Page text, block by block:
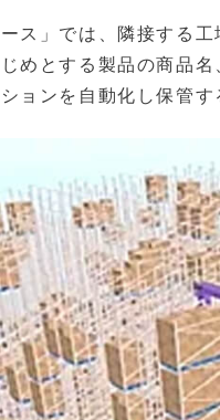
ス」では、隣接する
とする製品の商品名
ョンを自動化し保管す